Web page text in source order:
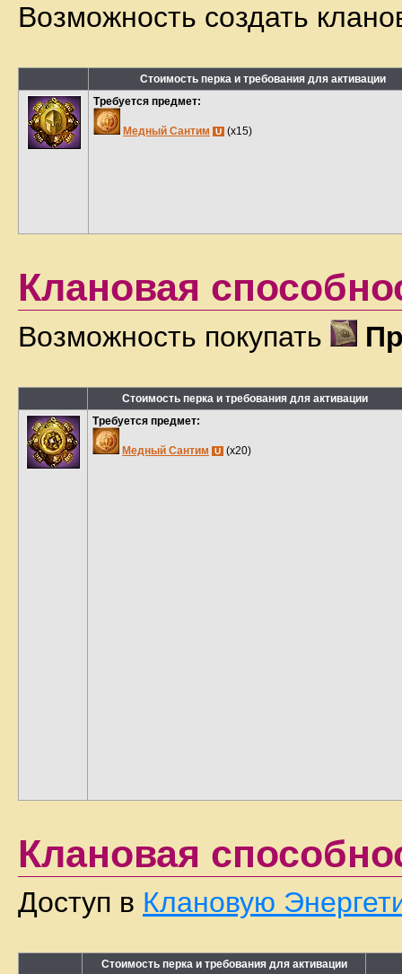
Возможность создать
Стоимость перка и требования для активации
Требуется предмет:
Медный Сантим U (x15)
Клановая
Возможность покупать
Стоимость перка и требования для активации
Требуется предмет:
Медный Сантим U (x20)
Клановая
Доступ в Клановую
Стоимость перка и требования для активации